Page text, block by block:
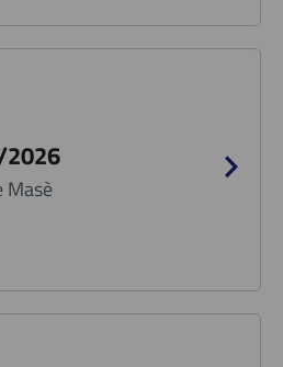
2026
Masè